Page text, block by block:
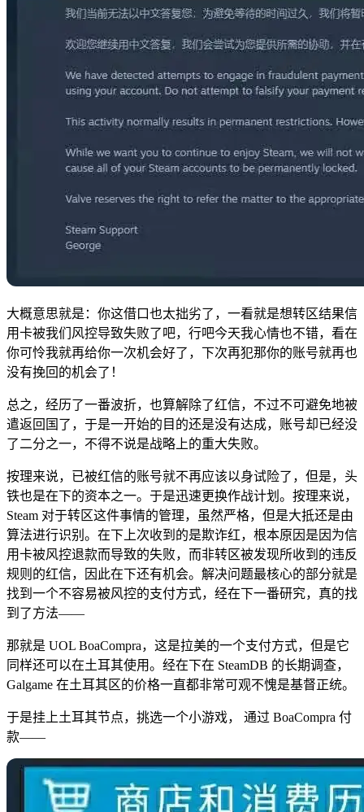
大概意思就是：你这借口也太拙劣了，一看就是想转区结果信
用卡被我们风控导致失败了吧，行吧今天我心情也不错，看在
你可怜我就再给你一次机会好了，下次再犯那你的账号就再也
没有挽回的机会了！
总之，经历了一番波折，也算解除了红信，不过不可避免地被
遣返回国了，于是一开始的目的还是没有达成，账号却已经没
了二分之一，不得不说是战略上的重大失败。
按理来说，已被红信的账号就不再应该以身试险了，但是，头
铁也是在下的资本之一。于是迅速更换作战计划。按理来说，
Steam 对于转区这件事情的管理，虽然严格，但是大抵还是由
算法进行识别。在下上次收到的是欺诈红，根本原因是因为信
用卡被风控退款而导致的失败，而非转区被发现所收到的违反
规则的红信，因此在下还有机会。解决问题最核心的部分就是
找到一个不容易被风控的支付方式，经在下一番研究，真的找
到了方法——
那就是 UOL BoaCompra，这是拉美的一个支付方式，但是它
同样还可以在土耳其使用。经在下在 SteamDB 的长期调查，
Galgame 在土耳其区的价格一直都非常可观不愧是基督正统。
于是挂上土耳其节点，挑选一个小游戏， 通过 BoaCompra 付
款——